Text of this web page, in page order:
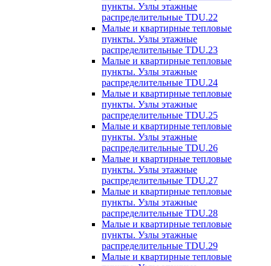
пункты. Узлы этажные
распределительные TDU.22
Малые и квартирные тепловые
пункты. Узлы этажные
распределительные TDU.23
Малые и квартирные тепловые
пункты. Узлы этажные
распределительные TDU.24
Малые и квартирные тепловые
пункты. Узлы этажные
распределительные TDU.25
Малые и квартирные тепловые
пункты. Узлы этажные
распределительные TDU.26
Малые и квартирные тепловые
пункты. Узлы этажные
распределительные TDU.27
Малые и квартирные тепловые
пункты. Узлы этажные
распределительные TDU.28
Малые и квартирные тепловые
пункты. Узлы этажные
распределительные TDU.29
Малые и квартирные тепловые